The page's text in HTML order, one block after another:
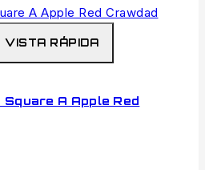
VISTA RÁPIDA
A Apple Red